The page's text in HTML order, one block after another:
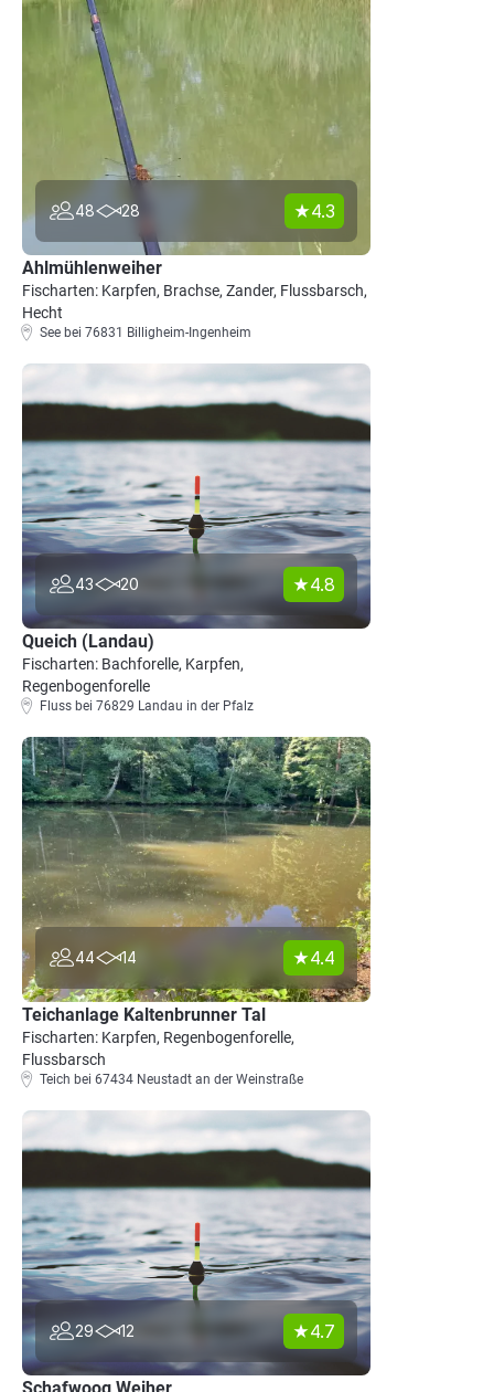
48 28 4.3
Ahlmühlenweiher
Fischarten: Karpfen, Brachse, Zander, Flussbarsch,
Hecht
See bei 76831 Billigheim-Ingenheim
43 20 4.8
Queich (Landau)
Fischarten: Bachforelle, Karpfen,
Regenbogenforelle
Fluss bei 76829 Landau in der Pfalz
44 14 4.4
Teichanlage Kaltenbrunner Tal
Fischarten: Karpfen, Regenbogenforelle,
Flussbarsch
Teich bei 67434 Neustadt an der Weinstraße
29 12 4.7